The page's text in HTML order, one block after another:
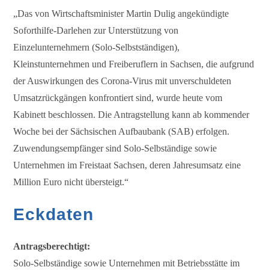
„Das von Wirtschaftsminister Martin Dulig angekündigte
Soforthilfe-Darlehen zur Unterstützung von
Einzelunternehmern (Solo-Selbstständigen),
Kleinstunternehmen und Freiberuflern in Sachsen, die aufgrund
der Auswirkungen des Corona-Virus mit unverschuldeten
Umsatzrückgängen konfrontiert sind, wurde heute vom
Kabinett beschlossen. Die Antragstellung kann ab kommender
Woche bei der Sächsischen Aufbaubank (SAB) erfolgen.
Zuwendungsempfänger sind Solo-Selbständige sowie
Unternehmen im Freistaat Sachsen, deren Jahresumsatz eine
Million Euro nicht übersteigt.“
Eckdaten
Antragsberechtigt:
Solo-Selbständige sowie Unternehmen mit Betriebsstätte im